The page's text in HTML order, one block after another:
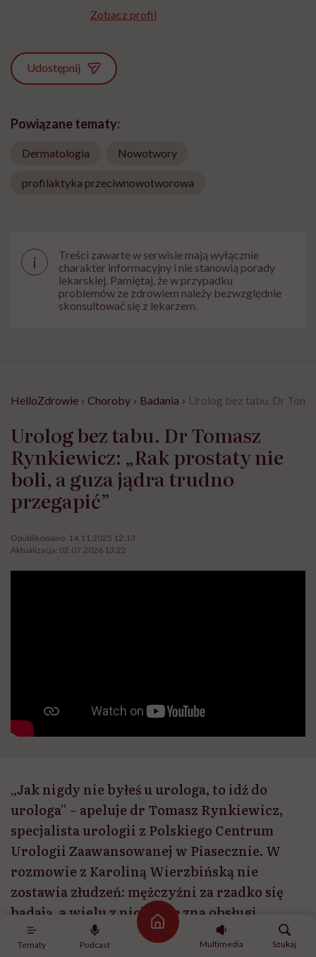
Tematy Podcast
Strona główna
Multimedia
Szukaj
Zobacz profil
Udostępnij
Powiązane tematy:
Dermatologia Nowotwory
profilaktyka przeciwnowotworowa
i
Treści zawarte w serwisie mają wyłącznie
charakter informacyjny i nie stanowią porady
lekarskiej. Pamiętaj, że w przypadku
problemów ze zdrowiem należy bezwzględnie
skonsultować się z lekarzem.
HelloZdrowie › Choroby › Badania › Urolog bez tabu. Dr
Urolog bez tabu. Dr Tomasz
Rynkiewicz: „Rak prostaty nie
boli, a guza jądra trudno
przegapić”
Opublikowano: 14.11.2025 12:13
Aktualizacja: 02.07.2026 13:22
„Jak nigdy nie byłeś u urologa, to idź do
urologa” – apeluje dr Tomasz Rynkiewicz,
specjalista urologii z Polskiego Centrum
Urologii Zaawansowanej w Piasecznie. W
rozmowie z Karoliną Wierzbińską nie
zostawia złudzeń: mężczyźni za rzadko się
badają, a wielu z nich „nie zna obsługi
własnych narządów płciowych”.